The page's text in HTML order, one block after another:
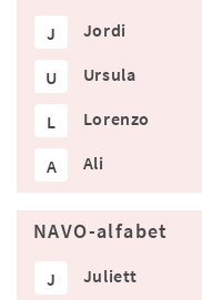
J Jordi
U Ursula
L Lorenzo
A Ali
NAVO-alfabet
J Juliett